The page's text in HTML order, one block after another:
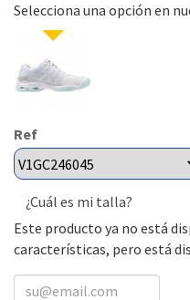
Selecciona una opción en
Ref
¿Cuál es mi talla?
Este producto ya no está
características, pero está